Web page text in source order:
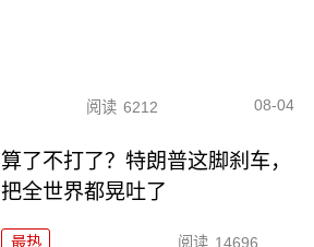
阅读 6212 08-04
算了不打了？特朗普这脚刹车，
把全世界都晃吐了
最热 阅读 14696